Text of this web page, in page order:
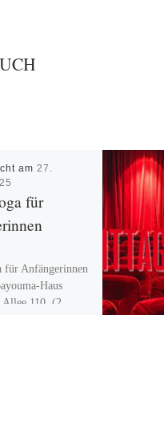
am27.
für
für Anfängerinnen
Haus
110, (2.